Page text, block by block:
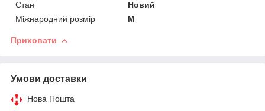
Стан
Новий
Міжнародний розмір
M
Приховати
Умови доставки
Нова Пошта